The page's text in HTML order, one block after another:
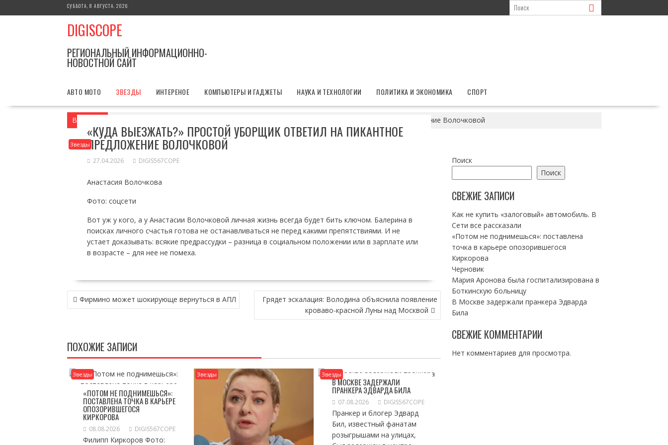
к
СУББОТА, 8 АВГУСТА, 2026
DIGISCOPE
РЕГИОНАЛЬНЫЙ ИНФОРМАЦИОННО-
НОВОСТНОЙ САЙТ
АВТО МОТО ЗВЕЗДЫ ИНТЕРЕНОЕ КОМПЬЮТЕРЫ И ГАДЖЕТЫ НАУКА И ТЕХНОЛОГИИ ПОЛИТИКА И ЭКОНОМИКА СПОРТ
Вы здесь «Куда выезжать?» Простой уборщик ответил на пикантное предложение Волочковой
Звезды
«КУДА ВЫЕЗЖАТЬ?» ПРОСТОЙ УБОРЩИК ОТВЕТИЛ НА ПИКАНТНОЕ
ПРЕДЛОЖЕНИЕ ВОЛОЧКОВОЙ
27.04.2026 DIGIS567COPE
Анастасия Волочкова
Фото: соцсети
Вот уж у кого, а у Анастасии Волочковой личная жизнь всегда будет бить ключом. Балерина в
поисках личного счастья готова не останавливаться не перед какими препятствиями. И не
устает доказывать: всякие предрассудки – разница в социальном положении или в зарплате или
в возрасте – для нее не помеха.
НАВИГАЦИЯ
ПО Фирмино может шокирующе вернуться в АПЛ
Грядет эскалация: Володина объяснила появление
кроваво-красной Луны над Москвой
ПОХОЖИЕ ЗАПИСИ
Звезды
«ПОТОМ НЕ ПОДНИМЕШЬСЯ»:
ПОСТАВЛЕНА ТОЧКА В КАРЬЕРЕ
ОПОЗОРИВШЕГОСЯ
КИРКОРОВА
08.08.2026 DIGIS567COPE
Филипп Киркоров Фото:
Звезды Звезды
В МОСКВЕ ЗАДЕРЖАЛИ
ПРАНКЕРА ЭДВАРДА БИЛА
07.08.2026 DIGIS567COPE
Пранкер и блогер Эдвард
Бил, известный фанатам
розыгрышами на улицах,
Поиск
Поиск
СВЕЖИЕ ЗАПИСИ
Как не купить «залоговый» автомобиль. В
Сети все рассказали
«Потом не поднимешься»: поставлена
точка в карьере опозорившегося
Киркорова
Черновик
Мария Аронова была госпитализирована в
Боткинскую больницу
В Москве задержали пранкера Эдварда
Била
СВЕЖИЕ КОММЕНТАРИИ
Нет комментариев для просмотра.